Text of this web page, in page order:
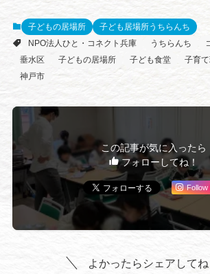
子どもの居場所
子ども居場所うちらんち
NPO法人ひと・コネクト兵庫
うちらんち
垂水区
子どもの居場所 子ども食堂
子育
神戸市
この記事が気に入ったら
フォローしてね！
Follow
よかったらシェアしてね